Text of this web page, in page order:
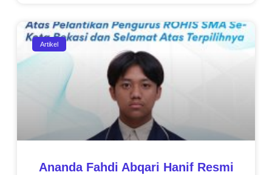
Artikel
Ananda Fahdi Abqari Hanif Resmi